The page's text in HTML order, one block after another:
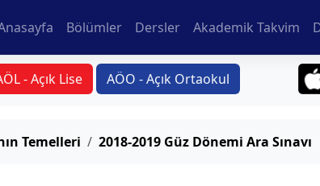
Bölümler Dersler Akademik Takvim
- Açık Lise AÖO - Açık Ortaokul
Temelleri 2018-2019 Güz Dönemi Ara Sınavı